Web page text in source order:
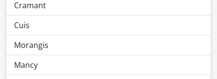
Cramant
Cuis
Morangis
Mancy